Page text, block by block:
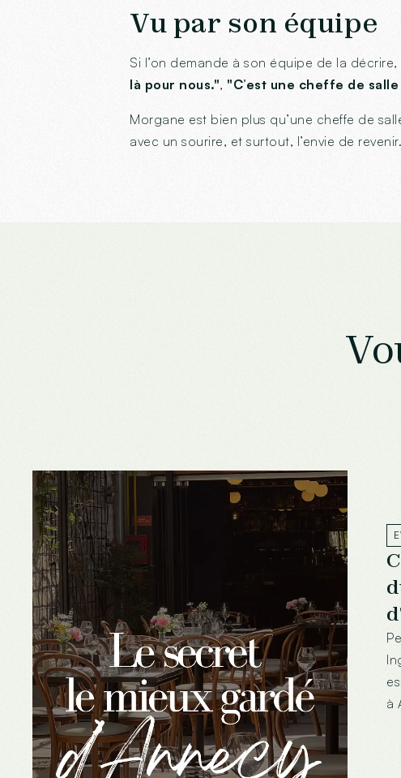
Vu par son équipe
Si l’on demande à son équipe de la
là pour nous.", "C’est une cheffe de
Morgane est bien plus qu’une cheffe de
avec un sourire, et surtout, l’envie de revenir.
à